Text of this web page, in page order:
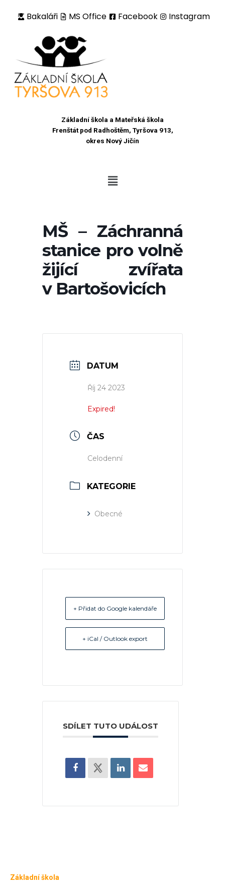
Bakaláři MS Office Facebook Instagram
Základní škola a Mateřská škola
Frenštát pod Radhoštěm, Tyršova 913,
okres Nový Jičín
MŠ – Záchranná
stanice pro volně
žijící zvířata
v Bartošovicích
DATUM
Říj 24 2023
Expired!
ČAS
Celodenní
KATEGORIE
Obecné
+ Přidat do Google kalendáře
+ iCal / Outlook export
SDÍLET TUTO UDÁLOST
Základní škola